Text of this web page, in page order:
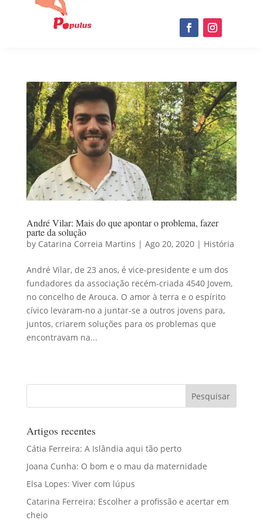
André Vilar: Mais do que apontar o problema, fazer
parte da solução
by Catarina Correia Martins | Ago 20, 2020| História
André Vilar, de 23 anos, é vice-presidente e um dos
fundadores da associação recém-criada 4540 Jovem,
no concelho de Arouca. O amor à terra e o espírito
cívico levaram-no a juntar-se a outros jovens para,
juntos, criarem soluções para os problemas que
encontravam na...
Artigos recentes
Cátia Ferreira: A Islândia aqui tão perto
Joana Cunha: O bom e o mau da maternidade
Elsa Lopes: Viver com lúpus
Catarina Ferreira: Escolher a profissão e acertar em
cheio